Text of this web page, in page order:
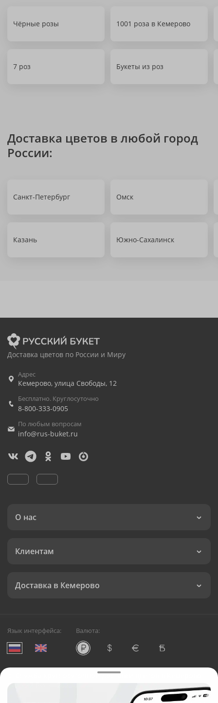
Чёрные розы 1001 роза в Кемерово
7 роз Букеты из роз
Доставка цветов в любой город
России:
Санкт-Петербург Омск
Казань Южно-Сахалинск
Доставка цветов по России и Миру
Адрес
Кемерово, улица Свободы, 12
Бесплатно. Круглосуточно
8-800-333-0905
По любым вопросам
info@rus-buket.ru
О нас
Клиентам
Доставка в Кемерово
Язык интерфейса: Валюта:
Служба круглосуточной доставки цветов в Кемерово
Русский Букет, 2026